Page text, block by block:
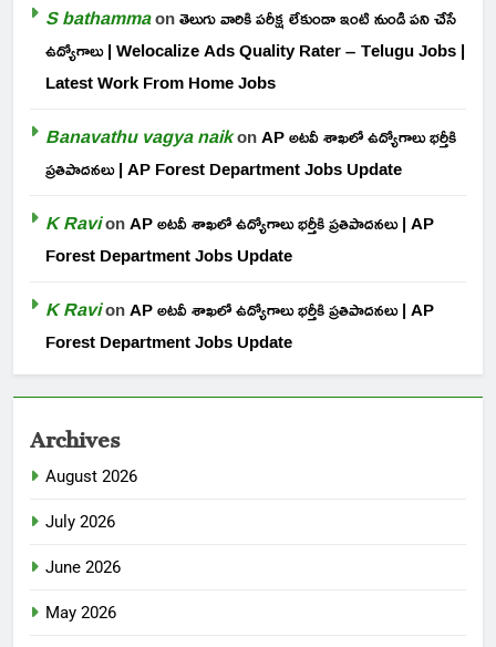
S bathammaonతెలుగు వారికి పరీక్ష లేకుండా ఇంటి నుండి పని చేసే
ఉద్యోగాలు | Welocalize Ads Quality Rater – Telugu Jobs |
Latest Work From Home Jobs
Banavathu vagya naikonAP అటవీ శాఖలో ఉద్యోగాలు భర్తీకి
ప్రతిపాదనలు | AP Forest Department Jobs Update
K RavionAP అటవీ శాఖలో ఉద్యోగాలు భర్తీకి ప్రతిపాదనలు | AP
Forest Department Jobs Update
K RavionAP అటవీ శాఖలో ఉద్యోగాలు భర్తీకి ప్రతిపాదనలు | AP
Forest Department Jobs Update
Archives
August 2026
July 2026
June 2026
May 2026